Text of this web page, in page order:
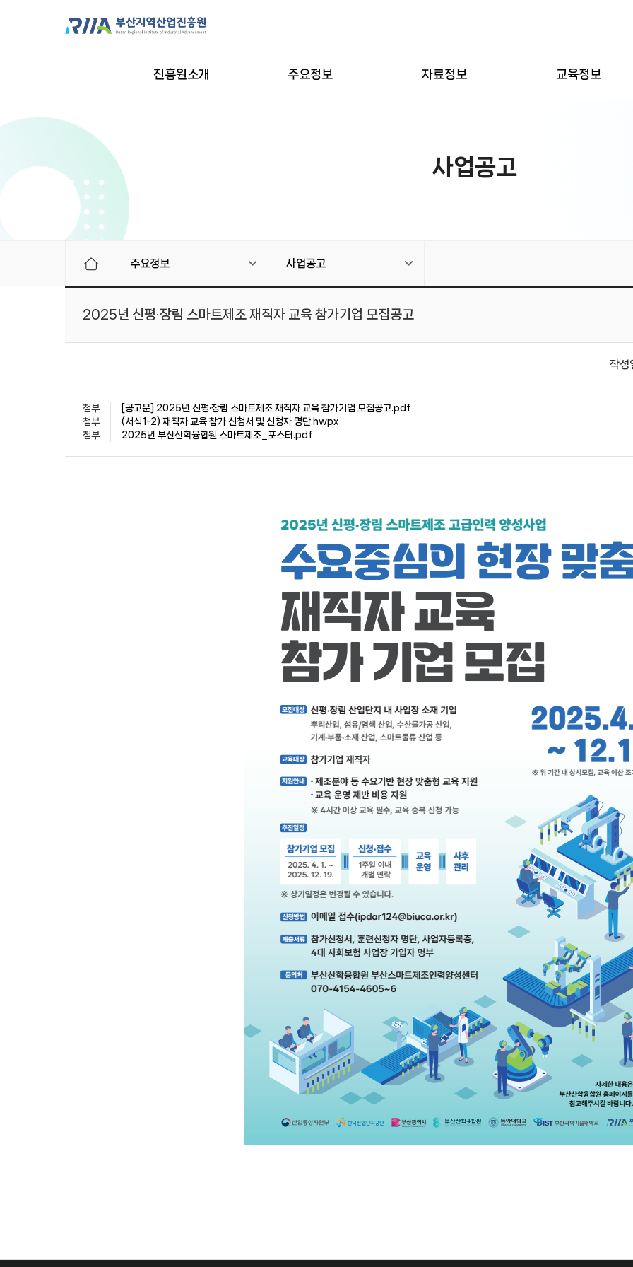
진흥원소개 주요정보 자료정보 교육정보
사업공고
주요정보 사업공고
2025년 신평·장림 스마트제조 재직자 교육 참가기업 모집공고
작성
첨부
[공고문] 2025년 신평·장림 스마트제조 재직자 교육 참가기업 모집공고.pdf
첨부
(서식1-2) 재직자 교육 참가 신청서 및 신청자 명단.hwpx
첨부
2025년 부산산학융합원 스마트제조_포스터.pdf